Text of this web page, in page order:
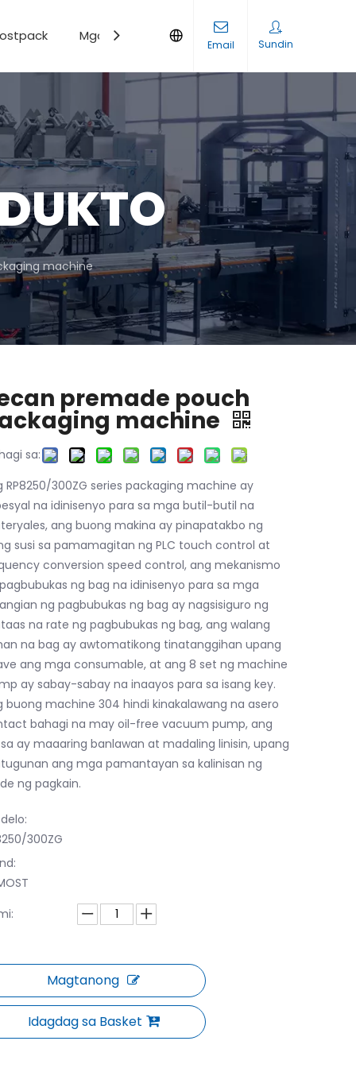
Mga Blog Makipag-ugnayan
Email Sundin
machine
premade pouch
machine
sa:
RP8250/300ZG series packaging machine ay
na idinisenyo para sa mga butil-butil na
ang buong makina ay pinapatakbo ng
susi sa pamamagitan ng PLC touch control at
conversion speed control, ang mekanismo
ng bag na idinisenyo para sa mga
ng pagbubukas ng bag ay nagsisiguro ng
na rate ng pagbubukas ng bag, ang walang
na bag ay awtomatikong tinatanggihan upang
ang mga consumable, at ang 8 set ng machine
ay sabay-sabay na inaayos para sa isang key.
buong machine 304 hindi kinakalawang na asero
bahagi na may oil-free vacuum pump, ang
ay maaaring banlawan at madaling linisin, upang
ang mga pamantayan sa kalinisan ng
ng pagkain.
300ZG
Magtanong
Idagdag sa Basket